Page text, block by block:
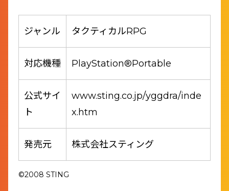
ジャンル タクティカルRPG
対応機種 PlayStation®Portable
公式サイ
ト
www.sting.co.jp/yggdra/inde
x.htm
発売元 株式会社スティング
©2008 STING